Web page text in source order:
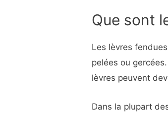
Que sont
Les lèvres
pelées ou
lèvres peuvent
Dans la plupart